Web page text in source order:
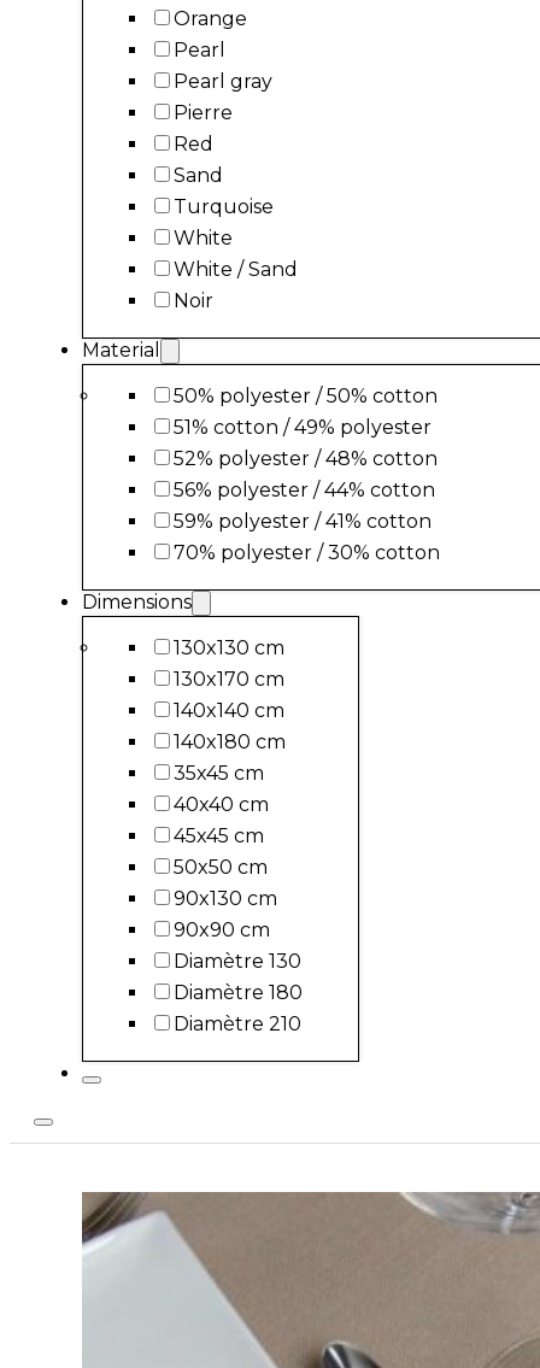
Orange
Pearl
Pearl gray
Pierre
Red
Sand
Turquoise
White
White / Sand
Noir
Material
50% polyester / 50% cotton
51% cotton / 49% polyester
52% polyester / 48% cotton
56% polyester / 44% cotton
59% polyester / 41% cotton
70% polyester / 30% cotton
Dimensions
130x130 cm
130x170 cm
140x140 cm
140x180 cm
35x45 cm
40x40 cm
45x45 cm
50x50 cm
90x130 cm
90x90 cm
Diamètre 130
Diamètre 180
Diamètre 210